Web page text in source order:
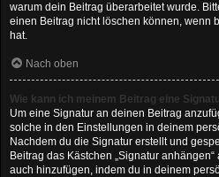
warum dein Beitrag überarbeitet wurde.
einen Beitrag nicht löschen können, wenn
hat.
Nach oben
Wie kann ich meinem Beitrag eine
Um eine Signatur an deinen Beitrag
solche in den Einstellungen in deinem
Nachdem du die Signatur erstellt und
Beitrag das Kästchen „Signatur
auch hinzufügen, indem du in deinem